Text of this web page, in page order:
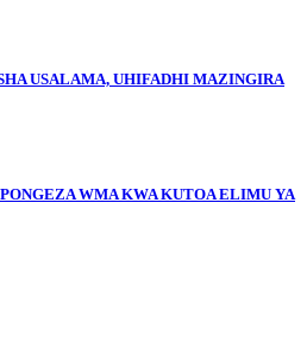
USALAMA, UHIFADHI MAZINGIRA
WMA KWA KUTOA ELIMU YA